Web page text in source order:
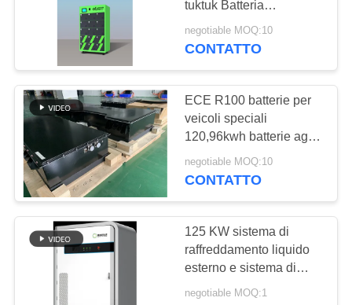
Batteria ai polimeri
di litio
UPS batterie
tuktuk Batteria
scambiabile, moto 2W
negotiable MOQ:10
CONTATTO
ECE R100 batterie per
veicoli speciali
120,96kwh batterie agli
ioni di litio per camion
spazzino elettrico
negotiable MOQ:10
CONTATTO
125 KW sistema di
raffreddamento liquido
esterno e sistema di
accumulo di energia
negotiable MOQ:1